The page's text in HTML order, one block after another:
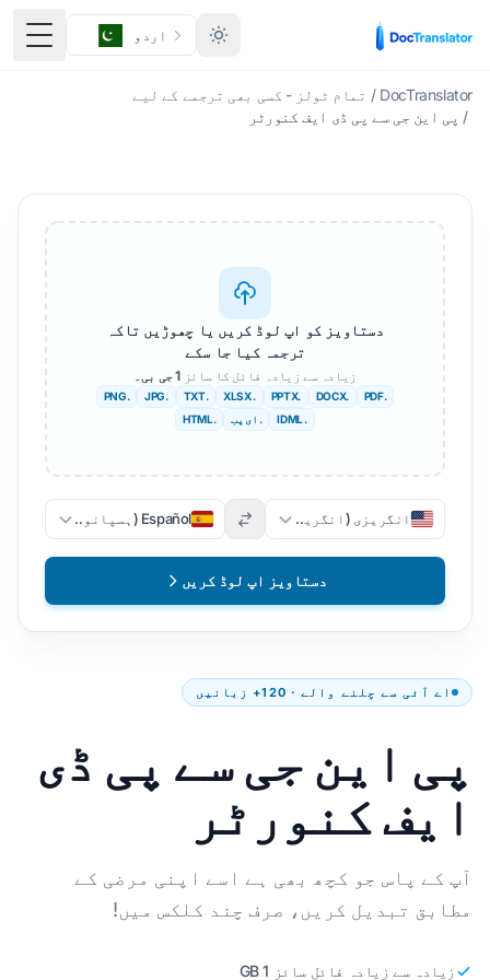
اردو
DocTranslator
/ تمام ٹولز - کسی بھی ترجمے کے لیے
/ پی این جی سے پی ڈی ایف کنورٹر
اے آئی سے چلنے والے · 120+ زبانیں
پی این جی سے پی ڈی
ایف کنورٹر
آپ کے پاس جو کچھ بھی ہے اسے اپنی مرضی کے
مطابق تبدیل کریں، صرف چند کلکس میں!
زیادہ سے زیادہ فائل سائز 1 GB
دستاویز کو اپ لوڈ کریں یا چھوڑیں تاکہ
ترجمہ کیا جا سکے
زیادہ سے زیادہ فائل کا سائز 1 جی بی۔
.PDF
.DOCX
.PPTX
. XLSX
.TXT
.JPG
.PNG
. IDML
. ای پب .HTML
انگریزی (انگریزی) Español (ہسپانوی)
دستاویز اپ لوڈ کریں